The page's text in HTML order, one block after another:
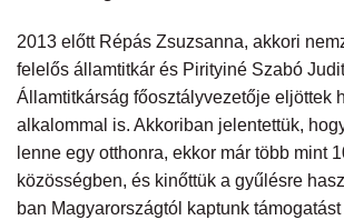
2013 előtt Répás Zsuzsanna, akkori
felelős államtitkár és Pirityiné Szabó
Államtitkárság főosztályvezetője eljöttek
alkalommal is. Akkoriban jelentettük,
lenne egy otthonra, ekkor már több mint
közösségben, és kinőttük a gyűlésre
ban Magyarországtól kaptunk